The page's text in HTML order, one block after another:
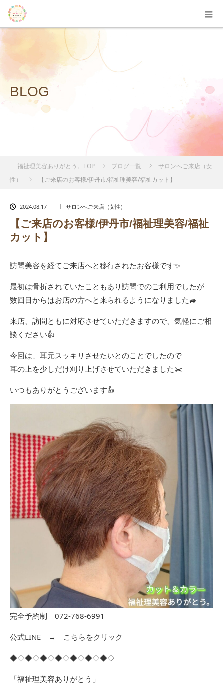
BLOG
福祉理美容ありがとう。TOP ブログ一覧
サロンへご来店（女
性）
【ご来店のお客様/伊丹市/福祉理美容/福祉カット】
2024.08.17 サロンへご来店（女性）
【ご来店のお客様/伊丹市/福祉理美容/福祉
カット】
訪問美容を経てご来店へと移行されたお客様です✨
最初は骨折されていたこともあり訪問でのご利用でしたが
数回目からはお店の方へと来られるようになりました🚙
来店、訪問ともに対応させていただきますので、気軽にご相
談ください👍
今回は、耳元スッキリさせたいとのことでしたので
耳の上を少しだけ刈り上げさせていただきました✂️
いつもありがとうございます👍
完全予約制 072-768-6991
公式LINE → こちらをクリック
◆◇◆◇◆◇◆◇◆◇◆◇◆◇
「福祉理美容ありがとう」